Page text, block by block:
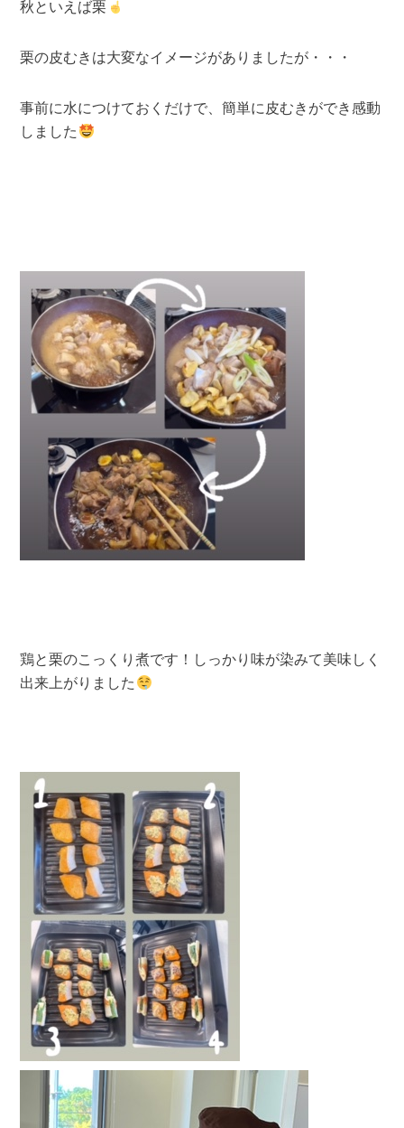
秋といえば栗
栗の皮むきは大変なイメージがありましたが・・・
事前に水につけておくだけで、簡単に皮むきができ感動
しました
鶏と栗のこっくり煮です！しっかり味が染みて美味しく
出来上がりました